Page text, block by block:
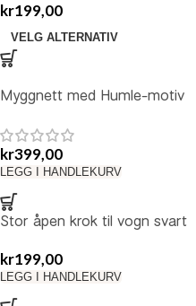
kr199,00
VELG ALTERNATIV
Myggnett med Humle-motiv
kr399,00
LEGG I HANDLEKURV
Stor åpen krok til vogn svart
kr199,00
LEGG I HANDLEKURV